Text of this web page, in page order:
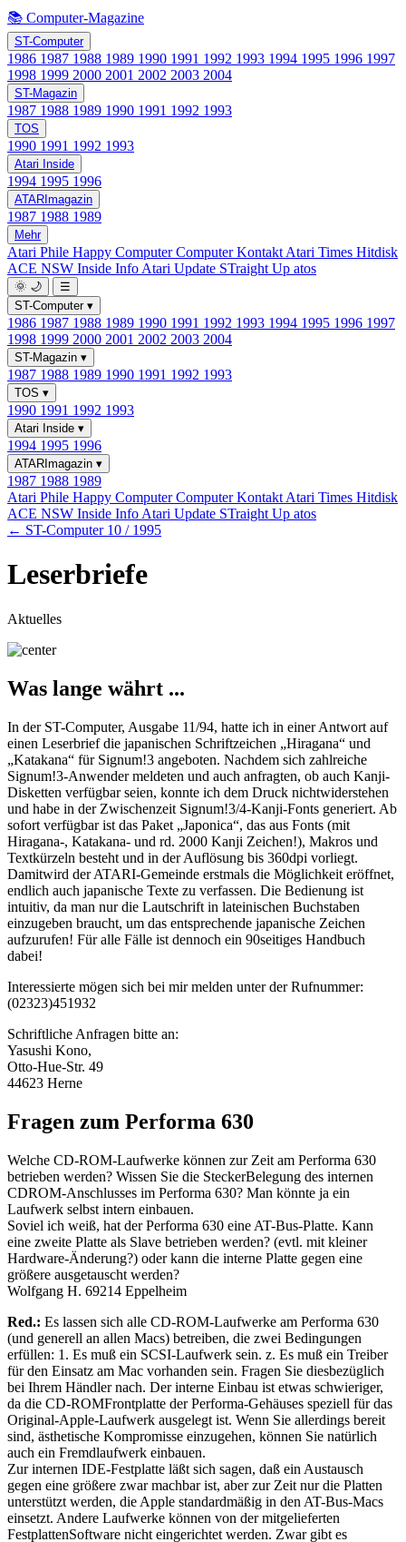
📚 Computer-Magazine
ST-Computer
1986 1987 1988 1989 1990 1991 1992 1993 1994 1995 1996 1997
1998 1999 2000 2001 2002 2003 2004
ST-Magazin
1987 1988 1989 1990 1991 1992 1993
TOS
1990 1991 1992 1993
Atari Inside
1994 1995 1996
ATARImagazin
1987 1988 1989
Mehr
Atari Phile Happy ComputerComputer Kontakt Atari Times Hitdisk
ACE NSW Inside Info Atari Update STraight Up atos
🌞 🌙
☰
ST-Computer ▾
1986 1987 1988 1989 1990 1991 1992 1993 1994 1995 1996 1997
1998 1999 2000 2001 2002 2003 2004
ST-Magazin ▾
1987 1988 1989 1990 1991 1992 1993
TOS ▾
1990 1991 1992 1993
Atari Inside ▾
1994 1995 1996
ATARImagazin ▾
1987 1988 1989
Atari Phile Happy ComputerComputer Kontakt Atari Times Hitdisk
ACE NSW Inside Info Atari Update STraight Up atos
← ST-Computer 10 / 1995
Leserbriefe
Aktuelles
Was lange währt ...
In der ST-Computer, Ausgabe 11/94, hatte ich in einer Antwort auf
einen Leserbrief die japanischen Schriftzeichen „Hiragana“ und
„Katakana“ für Signum!3 angeboten. Nachdem sich zahlreiche
Signum!3-Anwender meldeten und auch anfragten, ob auch Kanji-
Disketten verfügbar seien, konnte ich dem Druck nichtwiderstehen
und habe in der Zwischenzeit Signum!3/4-Kanji-Fonts generiert. Ab
sofort verfügbar ist das Paket „Japonica“, das aus Fonts (mit
Hiragana-, Katakana- und rd. 2000 Kanji Zeichen!), Makros und
Textkürzeln besteht und in der Auflösung bis 360dpi vorliegt.
Damitwird der ATARI-Gemeinde erstmals die Möglichkeit eröffnet,
endlich auch japanische Texte zu verfassen. Die Bedienung ist
intuitiv, da man nur die Lautschrift in lateinischen Buchstaben
einzugeben braucht, um das entsprechende japanische Zeichen
aufzurufen! Für alle Fälle ist dennoch ein 90seitiges Handbuch
dabei!
Interessierte mögen sich bei mir melden unter der Rufnummer:
(02323)451932
Schriftliche Anfragen bitte an:
Yasushi Kono,
Otto-Hue-Str. 49
44623 Herne
Fragen zum Performa 630
Welche CD-ROM-Laufwerke können zur Zeit am Performa 630
betrieben werden? Wissen Sie die SteckerBelegung des internen
CDROM-Anschlusses im Performa 630? Man könnte ja ein
Laufwerk selbst intern einbauen.
Soviel ich weiß, hat der Performa 630 eine AT-Bus-Platte. Kann
eine zweite Platte als Slave betrieben werden? (evtl. mit kleiner
Hardware-Änderung?) oder kann die interne Platte gegen eine
größere ausgetauscht werden?
Wolfgang H. 69214 Eppelheim
Red.: Es lassen sich alle CD-ROM-Laufwerke am Performa 630
(und generell an allen Macs) betreiben, die zwei Bedingungen
erfüllen: 1. Es muß ein SCSI-Laufwerk sein. z. Es muß ein Treiber
für den Einsatz am Mac vorhanden sein. Fragen Sie diesbezüglich
bei Ihrem Händler nach. Der interne Einbau ist etwas schwieriger,
da die CD-ROMFrontplatte der Performa-Gehäuses speziell für das
Original-Apple-Laufwerk ausgelegt ist. Wenn Sie allerdings bereit
sind, ästhetische Kompromisse einzugehen, können Sie natürlich
auch ein Fremdlaufwerk einbauen.
Zur internen IDE-Festplatte läßt sich sagen, daß ein Austausch
gegen eine größere zwar machbar ist, aber zur Zeit nur die Platten
unterstützt werden, die Apple standardmäßig in den AT-Bus-Macs
einsetzt. Andere Laufwerke können von der mitgelieferten
FestplattenSoftware nicht eingerichtet werden. Zwar gibt es